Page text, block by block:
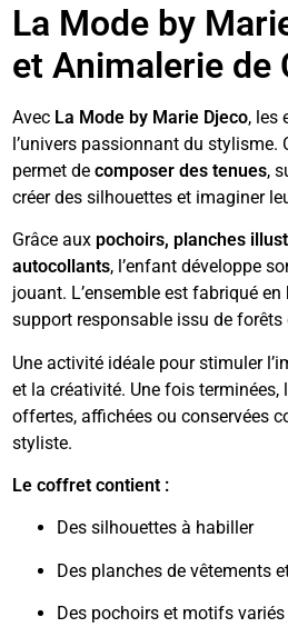
La Mode by
et Animalerie de
Avec La Mode by Marie Djeco, les
l’univers passionnant du stylisme.
permet decomposer des tenues,
créer des silhouettes et imaginer
Grâce aux pochoirs, planches
autocollants, l’enfant développe
jouant. L’ensemble est fabriqué en
support responsable issu de forêts
Une activité idéale pour stimuler
et la créativité. Une fois terminées,
offertes, affichées ou conservées
styliste.
Le coffret contient :
Des silhouettes à habiller
Des planches de vêtements
Des pochoirs et motifs variés